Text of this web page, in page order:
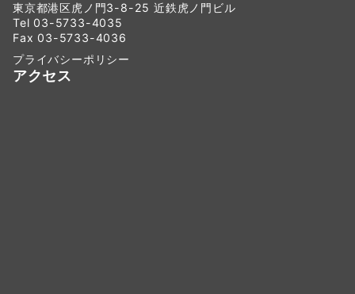
東京都港区虎ノ門3-8-25 近鉄虎ノ門ビル
Tel 03-5733-4035
Fax 03-5733-4036
プライバシーポリシー
アクセス